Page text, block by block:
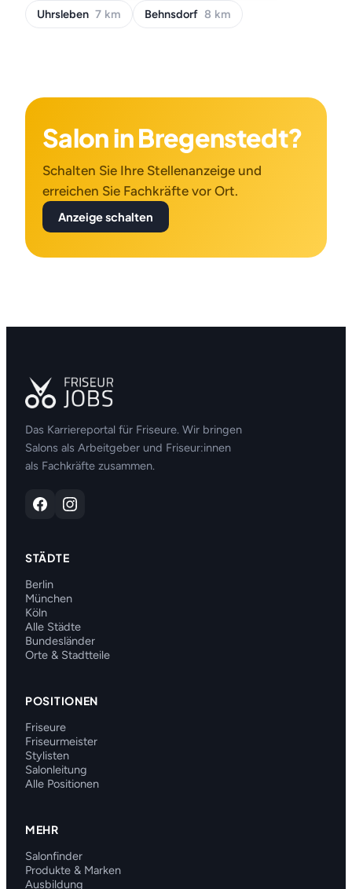
Uhrsleben 7 km Behnsdorf 8 km
Salon in Bregenstedt?
Schalten Sie Ihre Stellenanzeige und
erreichen Sie Fachkräfte vor Ort.
Anzeige schalten
Das Karriereportal für Friseure. Wir bringen
Salons als Arbeitgeber und Friseur:innen
als Fachkräfte zusammen.
STÄDTE
Berlin
München
Köln
Alle Städte
Bundesländer
Orte & Stadtteile
POSITIONEN
Friseure
Friseurmeister
Stylisten
Salonleitung
Alle Positionen
MEHR
Salonfinder
Produkte & Marken
Ausbildung